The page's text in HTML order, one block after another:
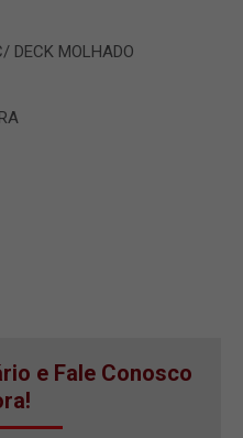
DECK MOLHADO
e Fale Conosco